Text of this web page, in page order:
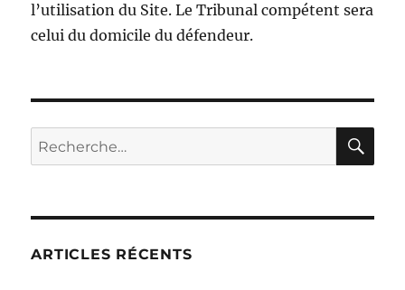
l’utilisation du Site. Le Tribunal compétent sera
celui du domicile du défendeur.
Recherche
pour :
ARTICLES RÉCENTS